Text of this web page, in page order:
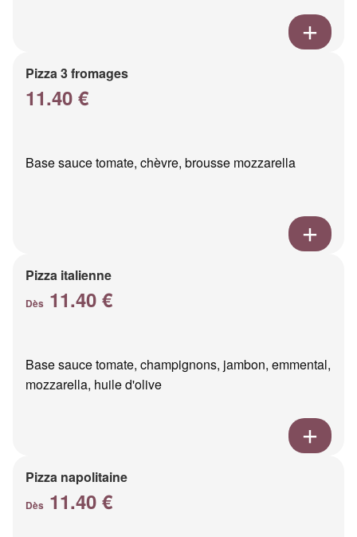
Pizza 3 fromages
11.40 €
Base sauce tomate, chèvre, brousse mozzarella
Pizza italienne
Dès 11.40 €
Base sauce tomate, champignons, jambon, emmental,
mozzarella, huile d'olive
Pizza napolitaine
Dès 11.40 €